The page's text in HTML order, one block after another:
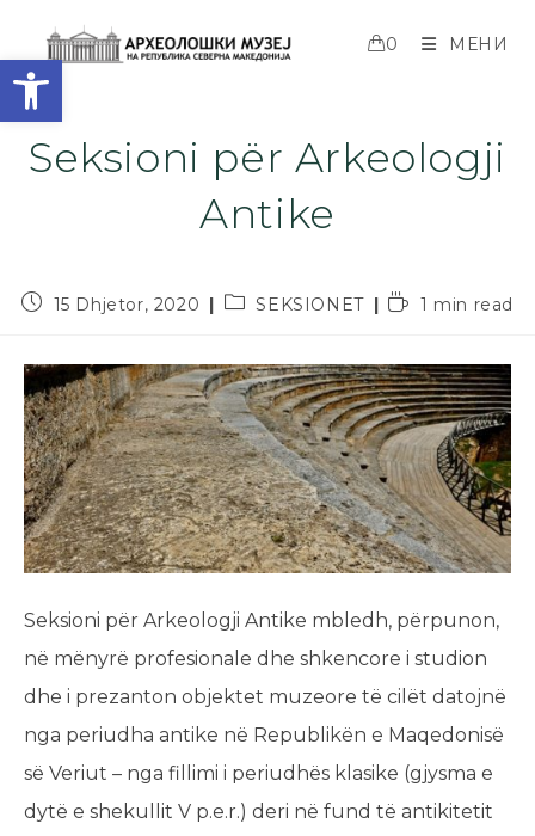
Open toolbar
0 МЕНИ
Seksioni për Arkeologji
Antike
15 Dhjetor, 2020 SEKSIONET 1 min read
Seksioni për Arkeologji Antike mbledh, përpunon,
në mënyrë profesionale dhe shkencore i studion
dhe i prezanton objektet muzeore të cilët datojnë
nga periudha antike në Republikën e Maqedonisë
së Veriut – nga fillimi i periudhës klasike (gjysma e
dytë e shekullit V p.e.r.) deri në fund të antikitetit